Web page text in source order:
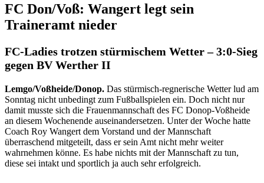
FC Don/Voß: Wangert legt sein
Traineramt nieder
FC-Ladies trotzen stürmischem Wetter – 3:0-Sieg
gegen BV Werther II
Lemgo/Voßheide/Donop. Das stürmisch-regnerische Wetter lud am
Sonntag nicht unbedingt zum Fußballspielen ein. Doch nicht nur
damit musste sich die Frauenmannschaft des FC Donop-Voßheide
an diesem Wochenende auseinandersetzen. Unter der Woche hatte
Coach Roy Wangert dem Vorstand und der Mannschaft
überraschend mitgeteilt, dass er sein Amt nicht mehr weiter
wahrnehmen könne. Es habe nichts mit der Mannschaft zu tun,
diese sei intakt und sportlich ja auch sehr erfolgreich.